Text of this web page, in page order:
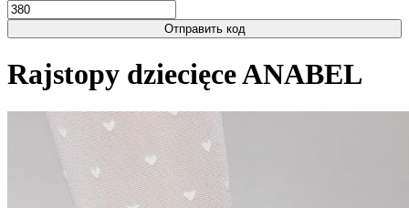
Отправить код
Rajstopy dziecięce ANABEL